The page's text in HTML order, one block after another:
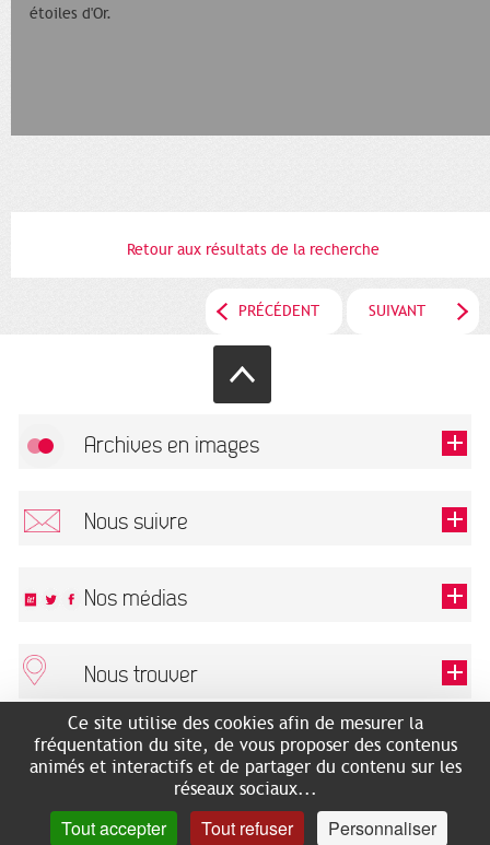
étoiles d'Or.
Retour aux résultats de la recherche
PRÉCÉDENT SUIVANT
Archives en images
Nous suivre
Ce champ est exigé.
Nos médias
Nous trouver
ARCHIVES MUNICIPALES
2 rue des Archives
Accès mobilité réduite :
7 avenue de Bellevue
RECHERCHES GÉNÉALOGIQUES
NOUS CONNAÎTRE
SERVICE ÉDUCATIF
LES ARCHIVES EN LIGNE
HISTOIRE DE TOULOUSE
Ce site utilise des cookies afin de mesurer la
fréquentation du site, de vous proposer des contenus
animés et interactifs et de partager du contenu sur les
réseaux sociaux...
Tout accepter Tout refuser Personnaliser